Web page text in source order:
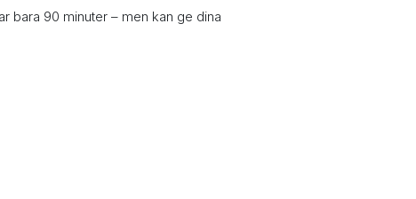
bara 90 minuter – men kan ge dina